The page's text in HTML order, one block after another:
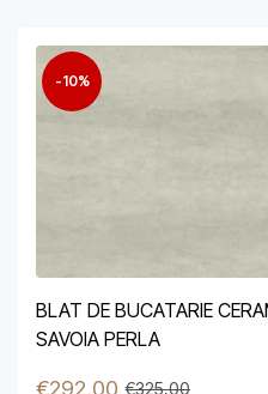
-10%
BLAT DE BUCATARIE
SAVOIA PERLA
€325,00
€292,00